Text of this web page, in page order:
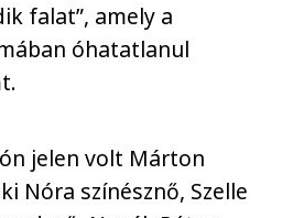
falat”, amely a
óhatatlanul
jelen volt Márton
Nóra színésznő, Szelle